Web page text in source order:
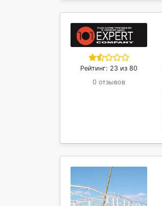
Рейтинг: 23 из 80
0 отзывов